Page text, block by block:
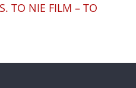
TO NIE FILM – TO